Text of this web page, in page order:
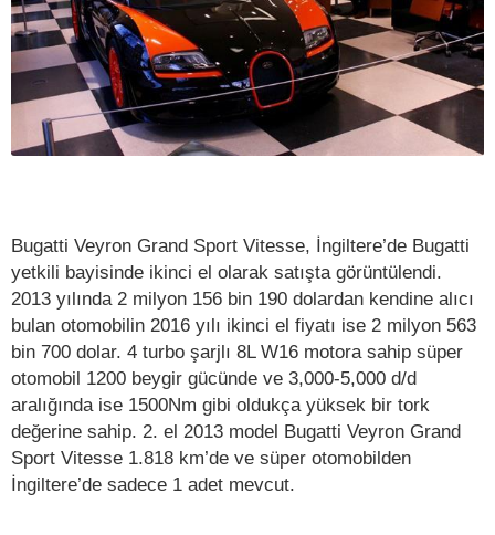
Bugatti Veyron Grand Sport Vitesse, İngiltere’de Bugatti
yetkili bayisinde ikinci el olarak satışta görüntülendi.
2013 yılında 2 milyon 156 bin 190 dolardan kendine alıcı
bulan otomobilin 2016 yılı ikinci el fiyatı ise 2 milyon 563
bin 700 dolar. 4 turbo şarjlı 8L W16 motora sahip süper
otomobil 1200 beygir gücünde ve 3,000-5,000 d/d
aralığında ise 1500Nm gibi oldukça yüksek bir tork
değerine sahip. 2. el 2013 model Bugatti Veyron Grand
Sport Vitesse 1.818 km’de ve süper otomobilden
İngiltere’de sadece 1 adet mevcut.